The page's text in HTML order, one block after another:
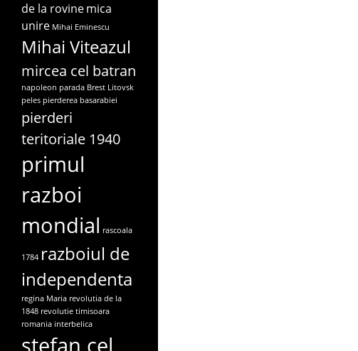
de la rovinemica
unire Mihai Eminescu
Mihai Viteazul
mircea cel batran
napoleon parada Brest Litovsk
peles pierderea basarabiei
pierderi
teritoriale 1940
primul
razboi
mondial rascoala
1784 razboiul de
independenta
regina Maria revolutia de la
1848 revolutie timisoara
romania interbelica
stefan cel